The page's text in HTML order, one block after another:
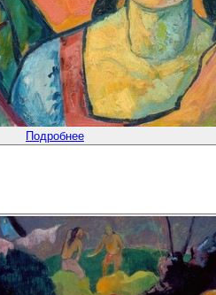
Подробнее